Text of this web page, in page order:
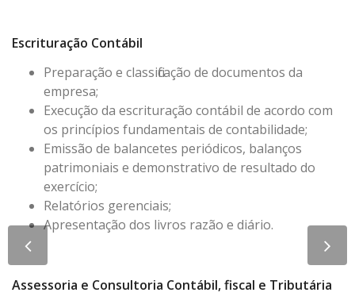
Escrituração Contábil
Preparação e classificação de documentos da
empresa;
Execução da escrituração contábil de acordo com
os princípios fundamentais de contabilidade;
Emissão de balancetes periódicos, balanços
patrimoniais e demonstrativo de resultado do
exercício;
Relatórios gerenciais;
Apresentação dos livros razão e diário.
Assessoria e Consultoria Contábil, fiscal e Tributária